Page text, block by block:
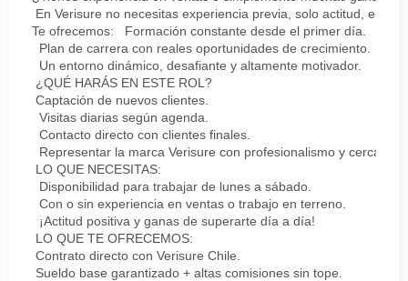
En Verisure no necesitas experiencia previa, solo actitud,
Te ofrecemos: Formación constante desde el primer día.
Plan de carrera con reales oportunidades de crecimiento.
Un entorno dinámico, desafiante y altamente motivador.
¿QUÉ HARÁS EN ESTE ROL?
Captación de nuevos clientes.
Visitas diarias según agenda.
Contacto directo con clientes finales.
Representar la marca Verisure con profesionalismo y cercanía.
LO QUE NECESITAS:
Disponibilidad para trabajar de lunes a sábado.
Con o sin experiencia en ventas o trabajo en terreno.
¡Actitud positiva y ganas de superarte día a día!
LO QUE TE OFRECEMOS:
Contrato directo con Verisure Chile.
Sueldo base garantizado + altas comisiones sin tope.